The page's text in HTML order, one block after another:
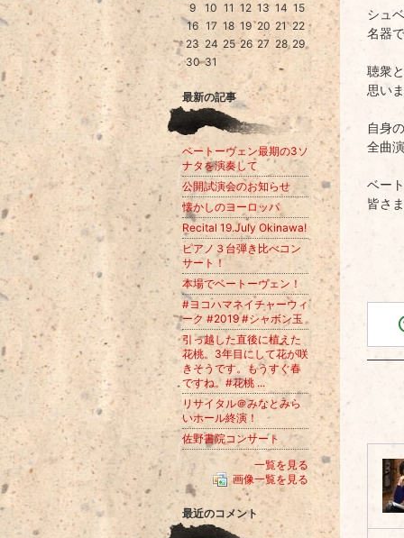
シュ
名器
聴衆
思い
自身
全曲
ベー
皆さ
9
10 11 12 13 14 15
16 17 18 19 20 21 22
23 24 25 26 27 28 29
30 31
最新の記事
ベートーヴェン最期の3ソ
ナタを演奏して
公開試演会のお知らせ
懐かしのヨーロッパ
Recital 19.July Okinawa!
ピアノ３台弾き比べコン
サート！
本場でベートーヴェン！
#ヨコハマネイチャーウィ
ーク #2019 #シャボン玉
引っ越した直後に植えた
花桃。3年目にして花が咲
きそうです。もうすぐ春
ですね。#花桃 ...
リサイタル＠みなとみら
いホール終演！
佐野書院コンサート
一覧を見る
画像一覧を見る
最近のコメント